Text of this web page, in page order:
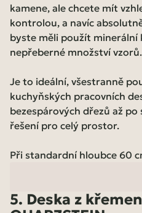
kamene, ale chcete mít
kontrolou, a navíc
byste měli použít minerální
nepřeberné množství vzorů.
Je to ideální, všestranně
kuchyňských pracovních
bezespárových dřezů až
řešení pro celý prostor.
Při standardní hloubce 60
5. Deska z